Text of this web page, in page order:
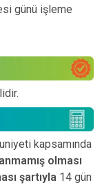
günü işleme
kapsamında
olması
şartıyla 14 gün